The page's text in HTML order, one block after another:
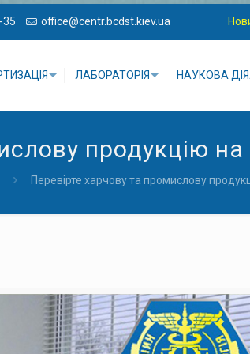
35 office@centr.bcdst.kiev.ua
ЛАБОРАТОРІЯ НАУКОВА
продукцію
Перевірте харчову та промислову